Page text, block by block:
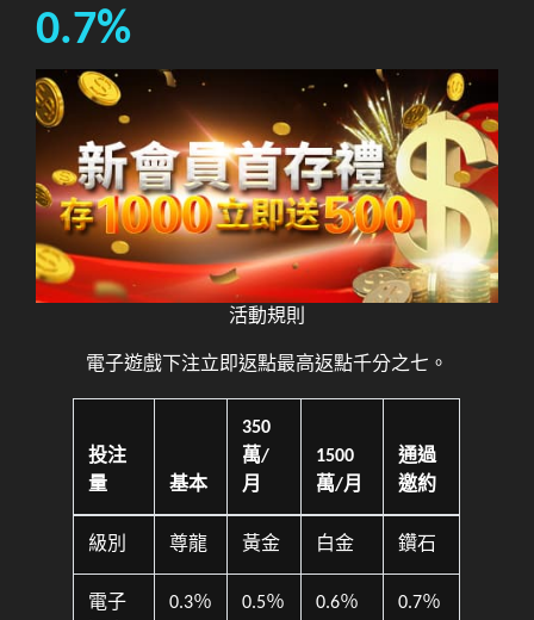
0.7%
活動規則
電子遊戲下注立即返點最高返點千分之七。
投注
量
基本
350
萬/
月
1500
萬/月
通過
邀約
級別 尊龍 黃金 白金 鑽石
電子
0.3％ 0.5％ 0.6％ 0.7％